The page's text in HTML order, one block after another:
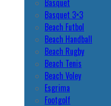
Basquet
Basquet 3×3
Beach Futbol
Beach Handball
Beach Rugby
Beach Tenis
Beach Voley
Esgrima
Footgolf